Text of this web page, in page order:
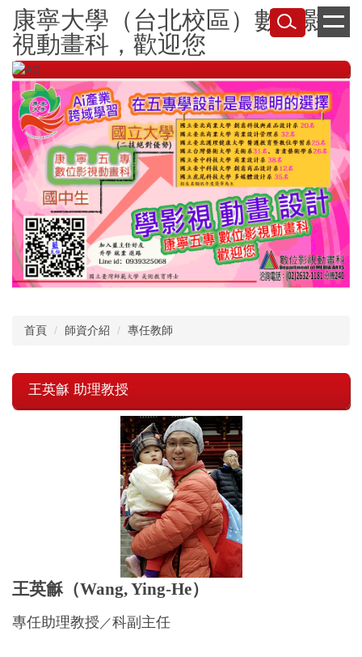
跳
到
主
要
內
容
康寧大學（台北校區）數位影
視動畫科，歡迎您
首頁 師資介紹 專任教師
王英龢 助理教授
王英龢（Wang, Ying-He）
專任助理教授 ／科副主任